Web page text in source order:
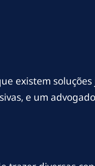
existem
e um